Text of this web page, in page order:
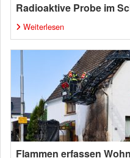
Radioaktive Probe im
Weiterlesen
Flammen erfassen